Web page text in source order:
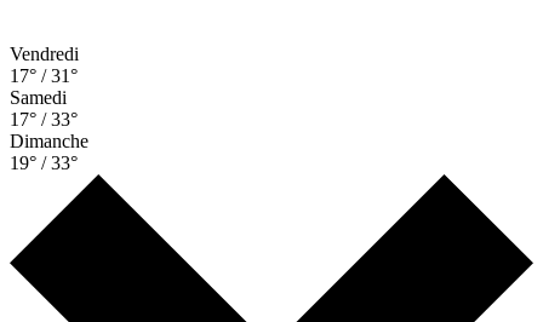
Vendredi
17° / 31°
Samedi
17° / 33°
Dimanche
19° / 33°